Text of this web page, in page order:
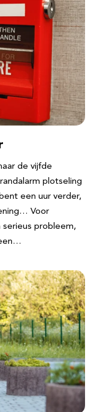
de vijfde
plotseling
een uur verder,
Voor
probleem,